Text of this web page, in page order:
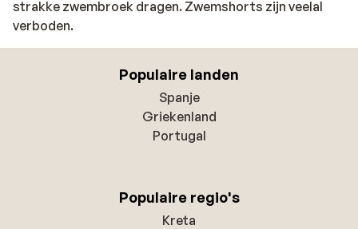
strakke zwembroek dragen. Zwemshorts zijn veelal
verboden.
Populaire landen
Spanje
Griekenland
Portugal
Populaire regio's
Kreta